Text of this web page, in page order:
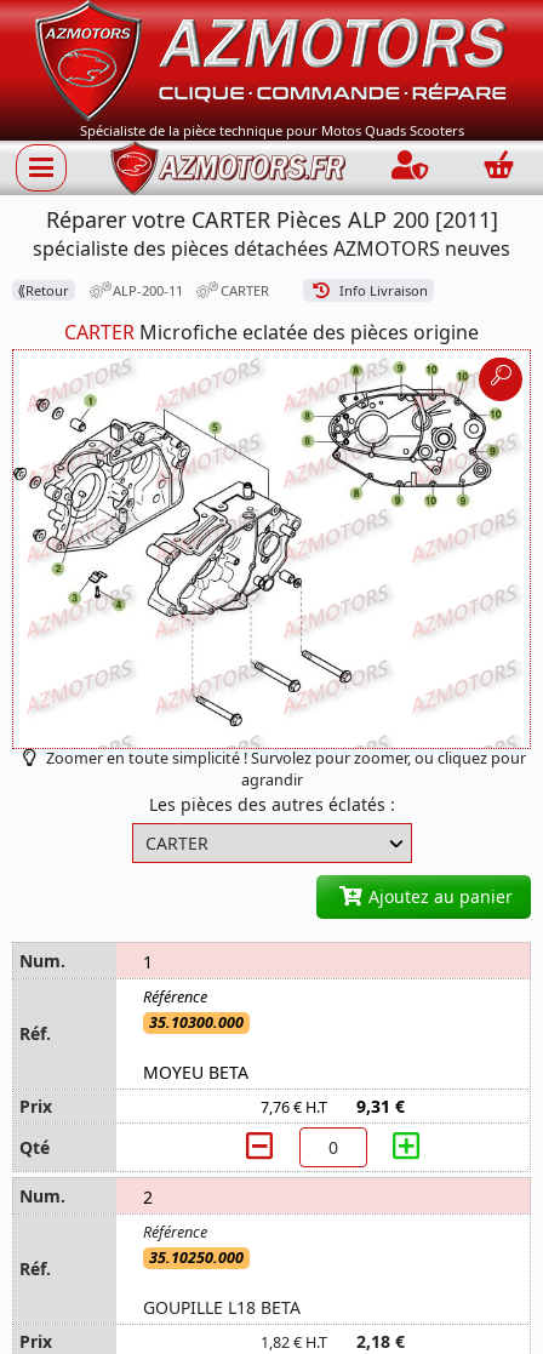
Spécialiste de la pièce technique pour Motos Quads Scooters
Connection
Réparer votre CARTER Pièces ALP 200 [2011]
spécialiste des pièces détachées AZMOTORS neuves
⟪Retour ALP-200-11 CARTER Info Livraison
CARTER Microfiche eclatée des pièces origine
Zoomer en toute simplicité ! Survolez pour zoomer, ou cliquez pour
agrandir
Les pièces des autres éclatés :
Ajoutez au panier
1
35.10300.000
MOYEU BETA
7,76 € H.T 9,31 €
2
35.10250.000
GOUPILLE L18 BETA
1,82 € H.T 2,18 €